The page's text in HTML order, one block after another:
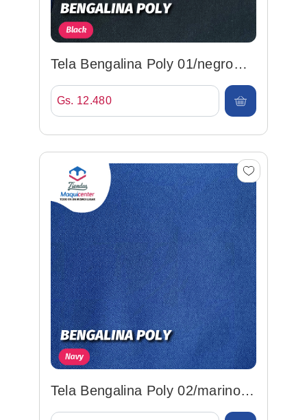
Tela Bengalina Poly 01/negro
147cm 95%pol/5%spx
Gs. 12.480
Tela Bengalina Poly 02/marino
147cm 95%pol/5%spx